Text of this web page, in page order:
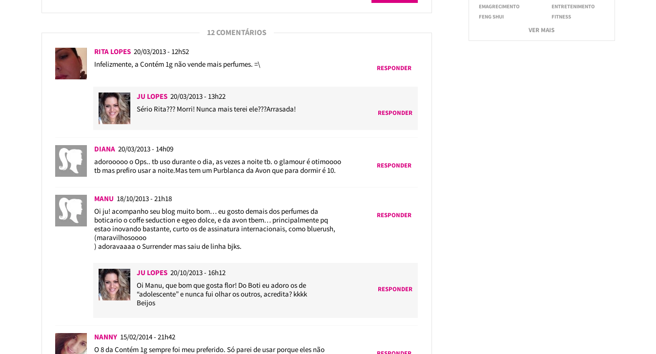
12 COMENTÁRIOS
RITA LOPES 20/03/2013 - 12h52
Infelizmente, a Contém 1g não vende mais perfumes. =\
RESPONDER
JU LOPES20/03/2013 - 13h22
Sério Rita??? Morri! Nunca mais terei ele???Arrasada!
RESPONDER
DIANA 20/03/2013 - 14h09
adorooooo o Ops.. tb uso durante o dia, as vezes a noite tb. o glamour é otimoooo
tb mas prefiro usar a noite.Mas tem um Purblanca da Avon que para dormir é 10.
RESPONDER
MANU 18/10/2013 - 21h18
Oi ju! acompanho seu blog muito bom… eu gosto demais dos perfumes da
boticario o coffe seduction e egeo dolce, e da avon tbem… principalmente pq
estao inovando bastante, curto os de assinatura internacionais, como bluerush,
(maravilhosoooo
) adoravaaaa o Surrender mas saiu de linha bjks.
RESPONDER
JU LOPES 20/10/2013 - 16h12
Oi Manu, que bom que gosta flor! Do Boti eu adoro os de
“adolescente” e nunca fui olhar os outros, acredita? kkkk
Beijos
RESPONDER
NANNY 15/02/2014 - 21h42
O 8 da Contém 1g sempre foi meu preferido. Só parei de usar porque eles não
EMAGRECIMENTO
ENTRETENIMENTO
FENG SHUI
FITNESS
VER MAIS